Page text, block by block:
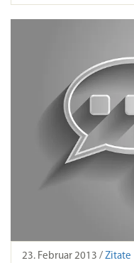
23. Februar 2013 / Zitate